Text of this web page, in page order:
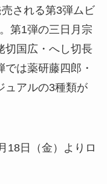
される第3弾ムビ
第1弾の三日月宗
切国広・へし切長
は薬研藤四郎・
ュアルの3種類が
18日（金）よりロ